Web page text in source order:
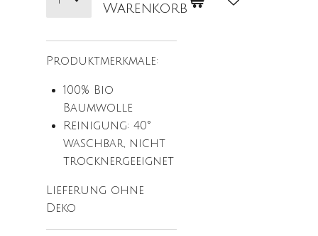
Warenkorb
Produktmerkmale:
100% Bio
Baumwolle
Reinigung: 40°
waschbar, nicht
trocknergeeignet
Lieferung ohne
Deko